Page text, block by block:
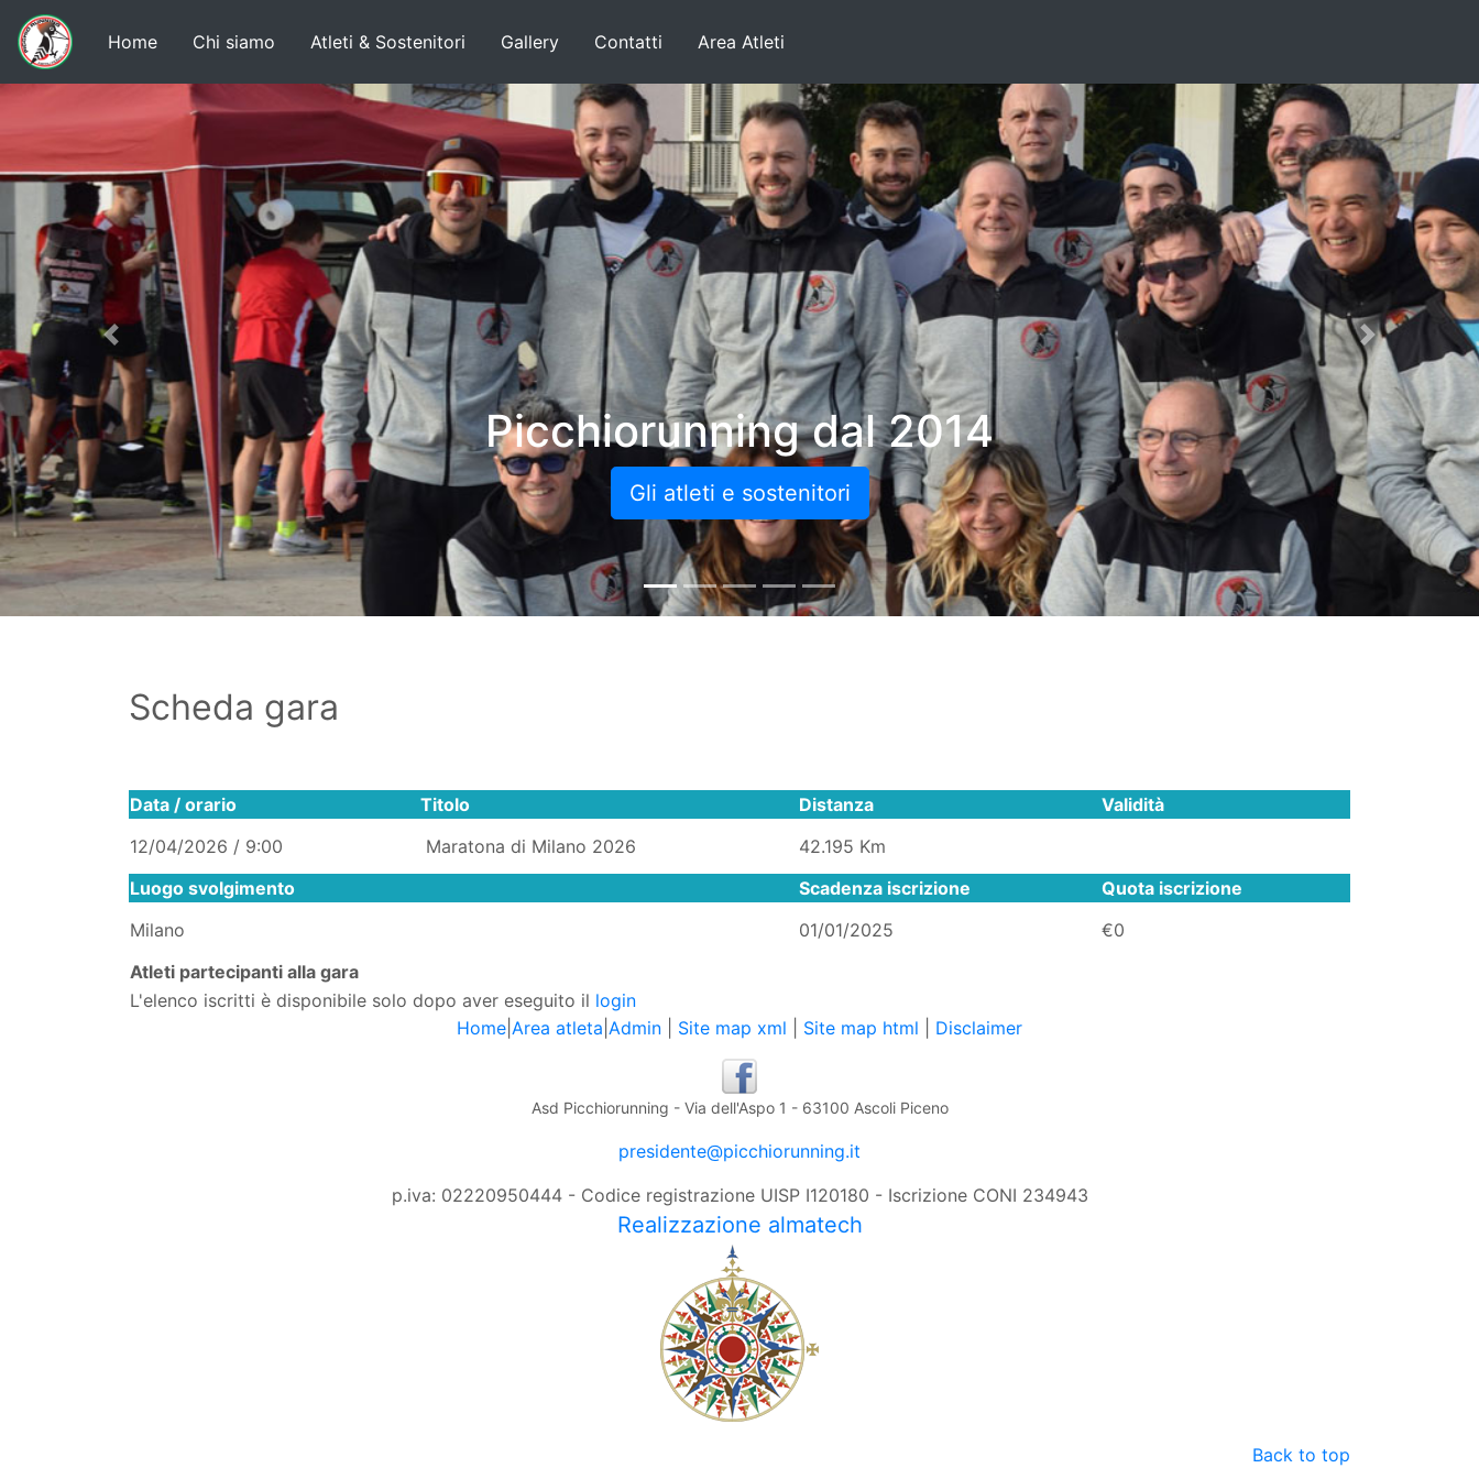
Home Chi siamo Atleti & Sostenitori Gallery Contatti Area Atleti
Picchiorunning dal 2014
Gli atleti e sostenitori
Previous Next
Scheda gara
Data / orario Titolo Distanza
Validità
12/04/2026 / 9:00
Maratona di Milano 2026
42.195 Km
Luogo svolgimento
Scadenza iscrizione
Quota iscrizione
Milano
01/01/2025
€0
Atleti partecipanti alla gara
L'elenco iscritti è disponibile solo dopo aver eseguito il login
Home Area atleta Admin Site map xml Site map html Disclaimer
Asd Picchiorunning - Via dell'Aspo 1 - 63100 Ascoli Piceno
presidente@picchiorunning.it
p.iva: 02220950444 - Codice registrazione UISP I120180 - Iscrizione CONI 234943
Realizzazione almatech
Back to top